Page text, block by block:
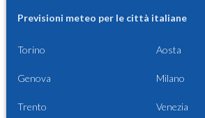
Previsioni meteo per le città italiane
Torino Aosta
Genova Milano
Trento Venezia